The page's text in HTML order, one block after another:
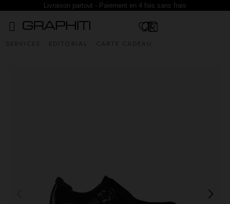
Livraison partout - Paiement en 4 fois sans frais
SERVICES EDITORIAL CARTE CADEAU